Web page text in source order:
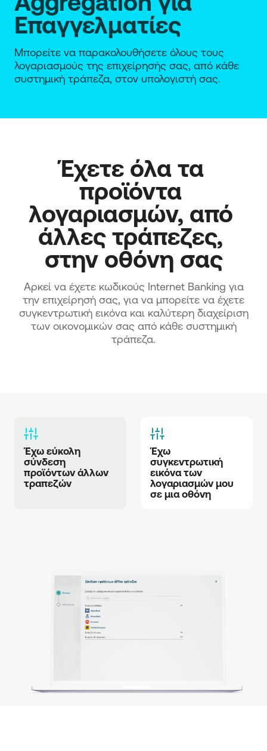
Επαγγελματίες
Μπορείτε να παρακολουθήσετε όλους τους
λογαριασμούς της επιχείρησής σας, από κάθε
συστημική τράπεζα, στον υπολογιστή σας.
Έχετε όλα τα
προϊόντα
λογαριασμών, από
άλλες τράπεζες,
στην οθόνη σας
Αρκεί να έχετε κωδικούς Internet Banking για
την επιχείρησή σας, για να μπορείτε να έχετε
συγκεντρωτική εικόνα και καλύτερη διαχείριση
των οικονομικών σας από κάθε συστημική
τράπεζα.
Έχω εύκολη
σύνδεση
προϊόντων άλλων
τραπεζών
Έχω
συγκεντρωτική
εικόνα των
λογαριασμών μου
σε μια οθόνη